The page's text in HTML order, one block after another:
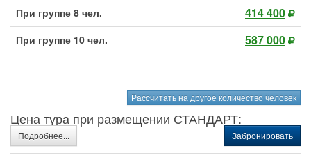
При группе 8 чел. 414 400
При группе 10 чел. 587 000
Рассчитать на другое количество человек
Цена тура при размещении СТАНДАРТ:
Подробнее... Забронировать